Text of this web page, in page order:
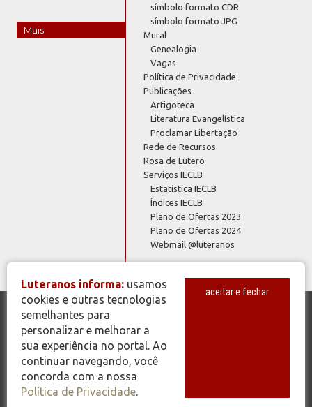
Mais
símbolo formato CDR
símbolo formato JPG
Mural
Genealogia
Vagas
Política de Privacidade
Publicações
Artigoteca
Literatura Evangelística
Proclamar Libertação
Rede de Recursos
Rosa de Lutero
Serviços IECLB
Estatística IECLB
Índices IECLB
Plano de Ofertas 2023
Plano de Ofertas 2024
Webmail @luteranos
© Copyright 2026 - Todos os Direitos Reservados - IECLB - Igreja
Evangélica de Confissão Luterana no Brasil - Portal Luteranos -
www.luteranos.com.br
Luteranos informa: usamos
cookies e outras tecnologias
semelhantes para
personalizar e melhorar a
sua experiência no portal. Ao
continuar navegando, você
concorda com a nossa
Política de Privacidade.
aceitar e fechar